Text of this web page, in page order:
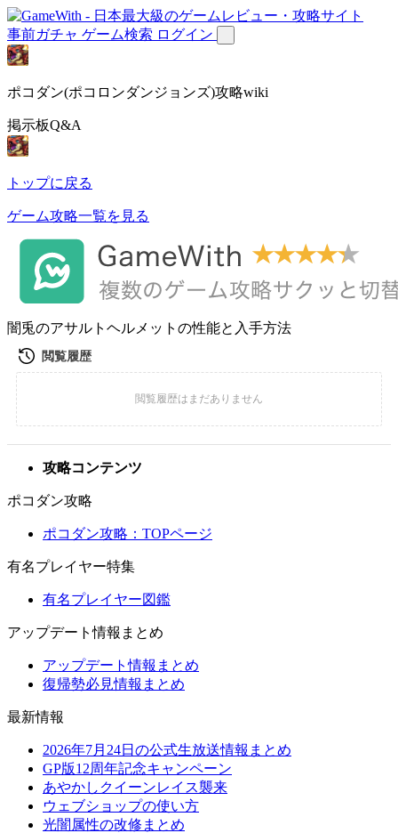
事前ガチャ ゲーム検索 ログイン
ポコダン(ポコロンダンジョンズ)攻略wiki
掲示板Q&A
トップに戻る
ゲーム攻略一覧を見る
闇兎のアサルトヘルメットの性能と入手方法
攻略コンテンツ
ポコダン攻略
ポコダン攻略：TOPページ
有名プレイヤー特集
有名プレイヤー図鑑
アップデート情報まとめ
アップデート情報まとめ
復帰勢必見情報まとめ
最新情報
2026年7月24日の公式生放送情報まとめ
GP版12周年記念キャンペーン
あやかしクイーンレイス襲来
ウェブショップの使い方
光闇属性の改修まとめ